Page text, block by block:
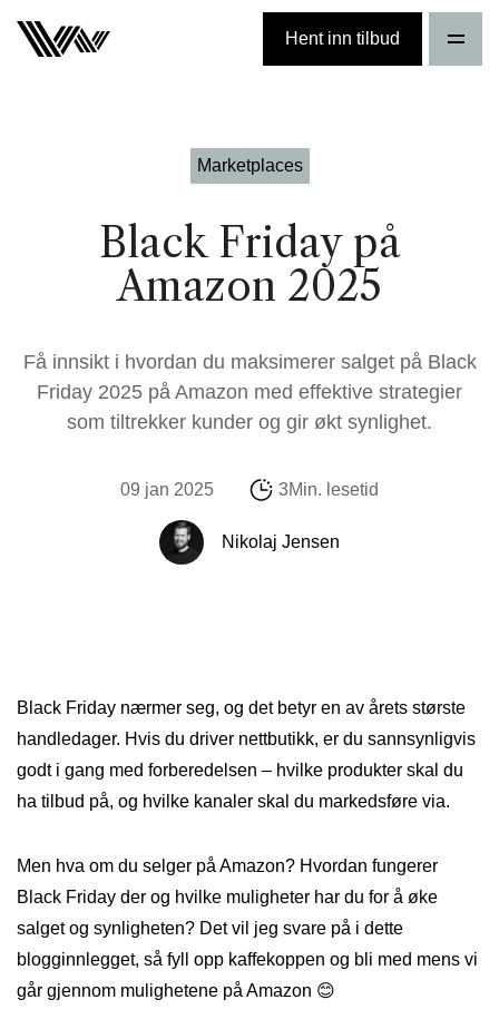
Hent inn tilbud
Marketplaces
Black Friday på
Amazon 2025
Få innsikt i hvordan du maksimerer salget på Black
Friday 2025 på Amazon med effektive strategier
som tiltrekker kunder og gir økt synlighet.
09 jan 2025 3Min. lesetid
Nikolaj Jensen
Black Friday nærmer seg, og det betyr en av årets største
handledager. Hvis du driver nettbutikk, er du sannsynligvis
godt i gang med forberedelsen – hvilke produkter skal du
ha tilbud på, og hvilke kanaler skal du markedsføre via.
Men hva om du selger på Amazon? Hvordan fungerer
Black Friday der og hvilke muligheter har du for å øke
salget og synligheten? Det vil jeg svare på i dette
blogginnlegget, så fyll opp kaffekoppen og bli med mens vi
går gjennom mulighetene på Amazon 😊